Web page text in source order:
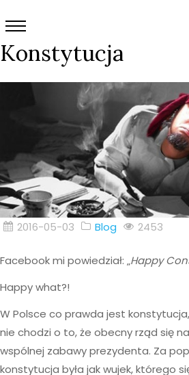
Konstytucja
2016-05-03 Blog 2453
Facebook mi powiedział: „Happy
Happy what?!
W Polsce co prawda jest
nie chodzi o to, że obecny rząd się
wspólnej zabawy prezydenta. Za
konstytucja była jak wujek, którego